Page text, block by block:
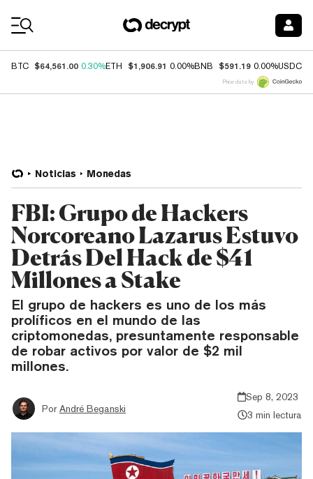
BTC $64,561.00 0.30%ETH $1,906.91 0.00%BNB $591.19 0.00%USDC
Price data by
Noticias Monedas
FBI: Grupo de Hackers
Norcoreano Lazarus Estuvo
Detrás Del Hack de $41
Millones a Stake
El grupo de hackers es uno de los más
prolíficos en el mundo de las
criptomonedas, presuntamente responsable
de robar activos por valor de $2 mil
millones.
Por André Beganski
Sep 8, 2023
3 min lectura